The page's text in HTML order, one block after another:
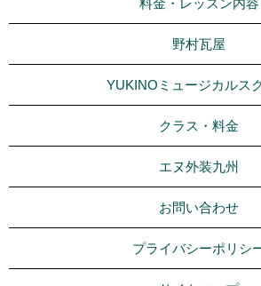
野村瓦屋
YUKINOミュージカルス
クラス・料金
エヌ外装九州
お問い合わせ
プライバシーポリシ